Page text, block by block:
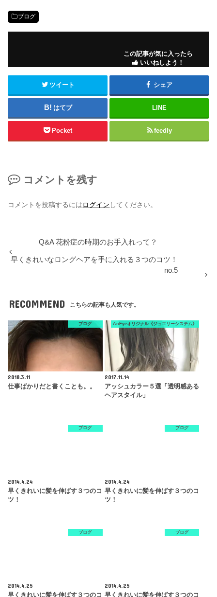
ブログ
この記事が気に入ったら
いいねしよう！
ツイート シェア
はてブ LINE
Pocket feedly
コメントを残す
コメントを投稿するにはログイン してください。
Q&A 花粉症の時期のお手入れって？
早くきれいなロングヘアを手に入れる３つのコツ！
no.5
RECOMMEND こちらの記事も人気です。
ブログ
2018.3.11
仕事ばかりだと書くことも。。
AnFyeオリジナル《ジュエリーシステム》
2017.11.14
アッシュカラー５選「透明感ある
ヘアスタイル」
ブログ
2014.4.24
早くきれいに髪を伸ばす３つのコ
ツ！
ブログ
2014.4.24
早くきれいに髪を伸ばす３つのコ
ツ！
ブログ
2014.4.25
早くきれいに髪を伸ばす３つのコ
ブログ
2014.4.25
早くきれいに髪を伸ばす３つのコ